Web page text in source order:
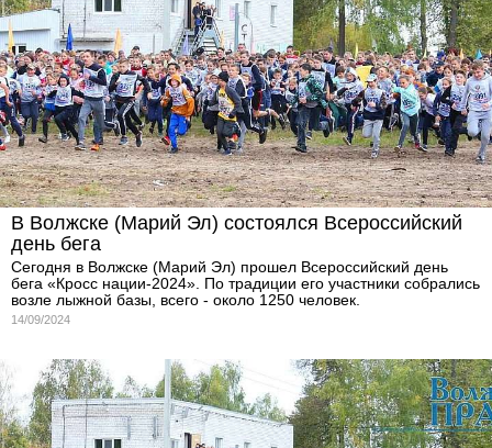
В Волжске (Марий Эл) состоялся Всероссийский
день бега
Сегодня в Волжске (Марий Эл) прошел Всероссийский день
бега «Кросс нации-2024». По традиции его участники собрались
возле лыжной базы, всего - около 1250 человек.
14/09/2024